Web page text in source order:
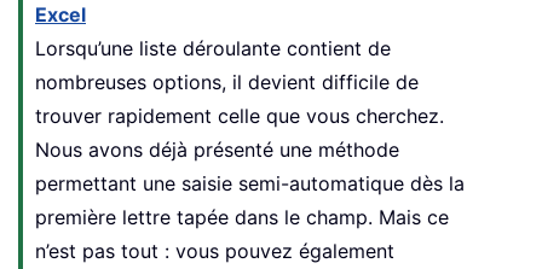
Excel
Lorsqu’une liste déroulante contient de
nombreuses options, il devient difficile de
trouver rapidement celle que vous cherchez.
Nous avons déjà présenté une méthode
permettant une saisie semi-automatique dès la
première lettre tapée dans le champ. Mais ce
n’est pas tout : vous pouvez également